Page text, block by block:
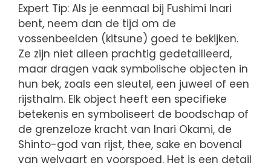
Expert Tip: Als je eenmaal bij Fushimi Inari
bent, neem dan de tijd om de
vossenbeelden (kitsune) goed te bekijken.
Ze zijn niet alleen prachtig gedetailleerd,
maar dragen vaak symbolische objecten in
hun bek, zoals een sleutel, een juweel of een
rijsthalm. Elk object heeft een specifieke
betekenis en symboliseert de boodschap of
de grenzeloze kracht van Inari Okami, de
Shinto-god van rijst, thee, sake en bovenal
van welvaart en voorspoed. Het is een detail